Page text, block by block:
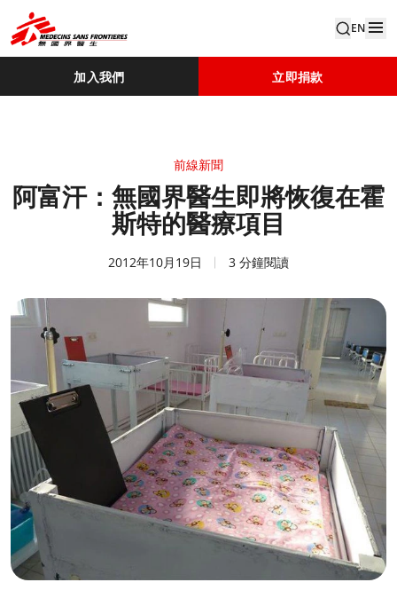
EN
加入我們 立即捐款
前線新聞
阿富汗：無國界醫生即將恢復在霍
斯特的醫療項目
2012年10月19日 3 分鐘閱讀